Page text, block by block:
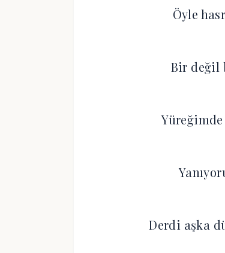
Öyle
Bir değil
Derdi aşka